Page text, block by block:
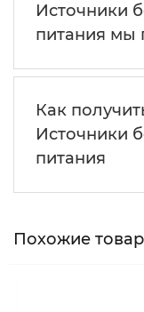
Источники
питания мы
Как
Источники
питания
Похожие